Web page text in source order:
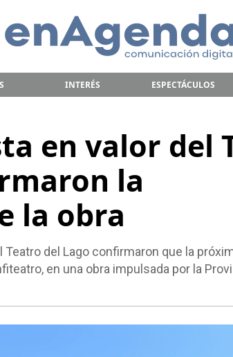
INTERÉS ESPECTÁCULOS
en valor del
la
la obra
del Lago confirmaron que la
en una obra impulsada por la